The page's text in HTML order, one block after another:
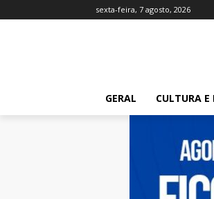
sexta-feira, 7 agosto, 2026
GERAL CULTURA E